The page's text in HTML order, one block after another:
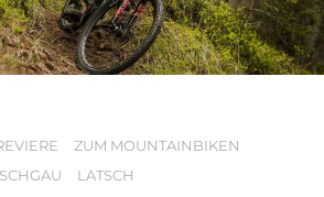
WIR
ZUM MOUNTAINBIKEN
LATSCH